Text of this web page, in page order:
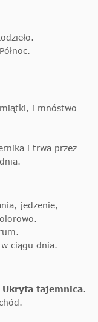
i mnóstwo
i trwa przez
jedzenie,
ciągu dnia.
Ukryta tajemnica.